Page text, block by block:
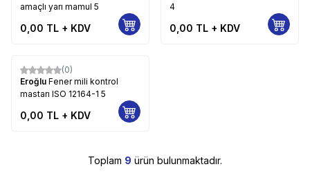
amaçlı yarı mamul 5
0,00 TL + KDV
4
0,00 TL + KDV
(0)
Eroğlu Fener mili kontrol
mastarı ISO 12164-1 5
0,00 TL + KDV
Toplam 9 ürün bulunmaktadır.